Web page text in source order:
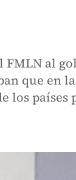
FMLN al
que en
los países